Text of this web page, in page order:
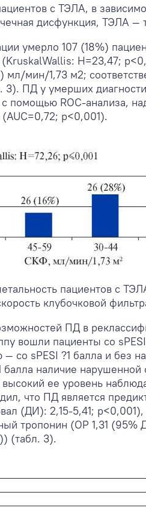
с ТЭЛА, в
дисфункция, ТЭЛА —
умерло 107 (18%)
H=23,47;
мл/мин/1,73 м2;
3). ПД у умерших
помощью ROC-анализа,
р<0,001).
пациентов с
клубочковой
ПД в
вошли пациенты со
со sPESI ?1 балла и без
балла наличие
ее уровень
что ПД является
(ДИ): 2,15-5,41;
тропонин (ОР 1,31
(табл. 3).